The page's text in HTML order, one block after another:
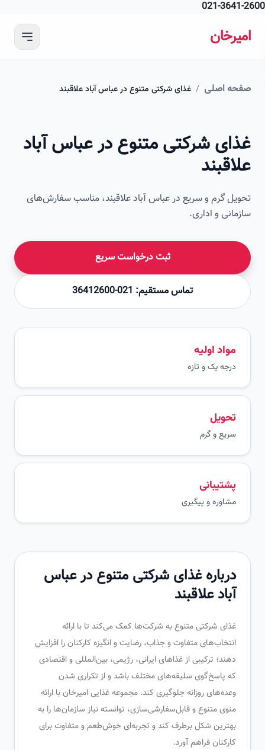
021-
اصلی / غذای شرکتی متنوع در عباس آباد علاقبند
شرکتی متنوع در عباس آباد
گرم و سریع در عباس آباد علاقبند، مناسب سفارش‌های
و اداری.
ثبت درخواست سریع
تماس مستقیم: 021-36412600
مواد اولیه
درجه یک و تازه
سریع و گرم
پشتیبانی
مشاوره و پیگیری
درباره غذای شرکتی متنوع در عباس
آباد علاقبند
غذای شرکتی متنوع به شرکت‌ها کمک می‌کند تا با ارائه
انتخاب‌های متفاوت و جذاب، رضایت و انگیزه کارکنان را افزایش
دهند؛ ترکیبی از غذاهای ایرانی، رژیمی، بین‌المللی و اقتصادی
که پاسخ‌گوی سلیقه‌های مختلف باشد و از تکراری شدن
وعده‌های روزانه جلوگیری کند. مجموعه غذایی امیرخان با ارائه
منوی متنوع و قابل‌سفارشی‌سازی، توانسته نیاز سازمان‌ها را به
بهترین شکل برطرف کند و تجربه‌ای خوش‌طعم و متفاوت برای
کارکنان فراهم آورد.